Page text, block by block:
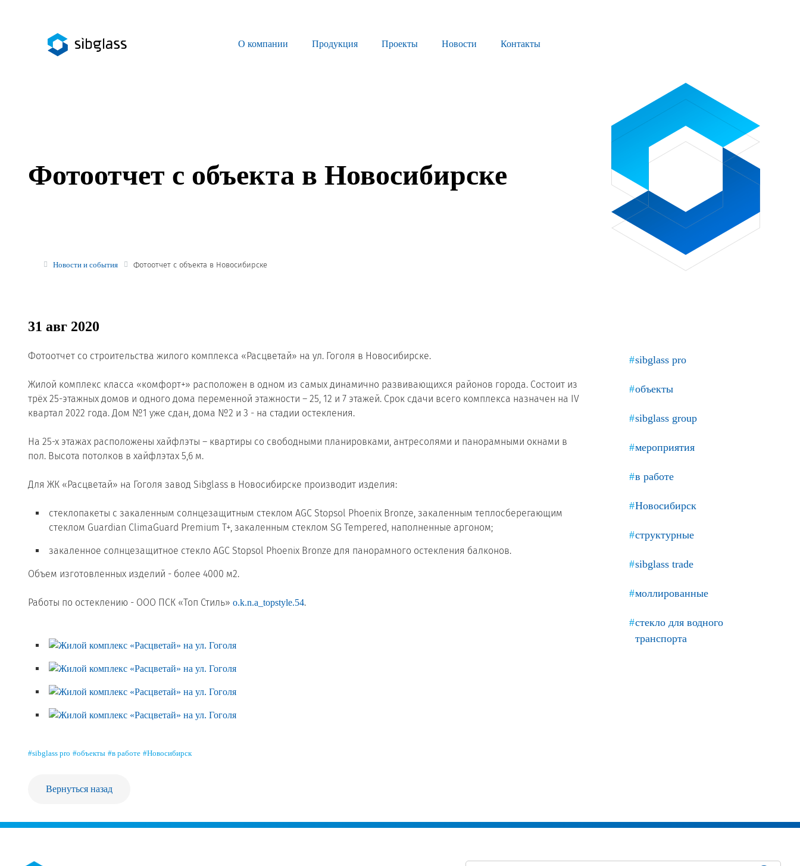
О компании Продукция Проекты Новости Контакты
Инженер Стеклов Стекло для мебели, оборудования и бытовой техники
Контакты
Личный кабинет
Фотоотчет с объекта в Новосибирске
Новости и события Фотоотчет с объекта в Новосибирске
31 авг 2020
Фотоотчет со строительства жилого комплекса «Расцветай» на ул. Гоголя в Новосибирске.
Жилой комплекс класса «комфорт+» расположен в одном из самых динамично развивающихся районов города. Состоит из
трёх 25-этажных домов и одного дома переменной этажности – 25, 12 и 7 этажей. Срок сдачи всего комплекса назначен на IV
квартал 2022 года. Дом №1 уже сдан, дома №2 и 3 - на стадии остекления.
На 25-х этажах расположены хайфлэты – квартиры со свободными планировками, антресолями и панорамными окнами в
пол. Высота потолков в хайфлэтах 5,6 м.
Для ЖК «Расцветай» на Гоголя завод Sibglass в Новосибирске производит изделия:
стеклопакеты с закаленным солнцезащитным стеклом AGC Stopsol Phoenix Bronze, закаленным теплосберегающим
стеклом Guardian ClimaGuard Premium T+, закаленным стеклом SG Tempered, наполненные аргоном;
закаленное солнцезащитное стекло AGC Stopsol Phoenix Bronze для панорамного остекления балконов.⠀
Объем изготовленных изделий - более 4000 м2.
Работы по остеклению - ООО ПСК «Топ Стиль» o.k.n.a_topstyle.54.
#sibglass pro #объекты #в работе #Новосибирск
Вернуться назад
sibglass pro
объекты
sibglass group
мероприятия
в работе
Новосибирск
структурные
sibglass trade
моллированные
стекло для водного
транспорта